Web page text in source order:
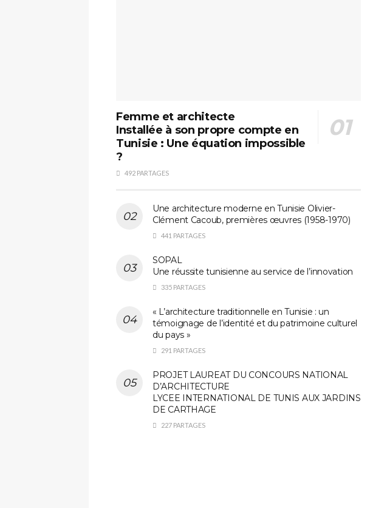
Femme et architecte
Installée à son propre compte en
Tunisie : Une équation impossible
?
492 PARTAGES
Une architecture moderne en Tunisie Olivier-
Clément Cacoub, premières œuvres (1958-1970)
441 PARTAGES
SOPAL
Une réussite tunisienne au service de l’innovation
335 PARTAGES
« L’architecture traditionnelle en Tunisie : un
témoignage de l’identité et du patrimoine culturel
du pays »
291 PARTAGES
PROJET LAUREAT DU CONCOURS NATIONAL
D’ARCHITECTURE
LYCEE INTERNATIONAL DE TUNIS AUX JARDINS
DE CARTHAGE
227 PARTAGES